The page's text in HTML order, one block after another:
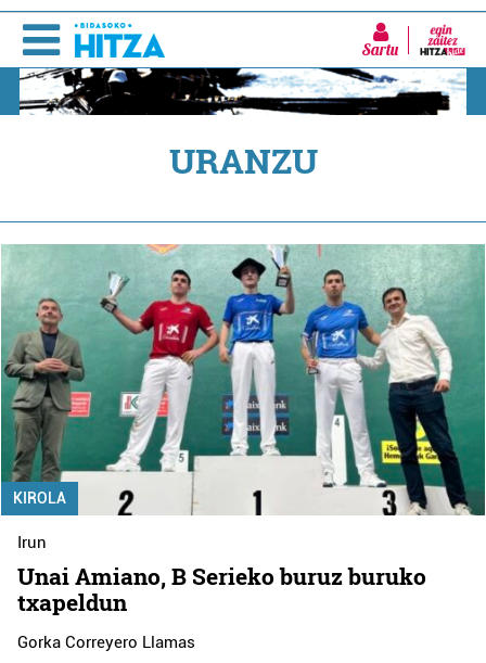
Sartu
URANZU
KIROLA
Irun
Unai Amiano, B Serieko buruz buruko
txapeldun
Gorka Correyero Llamas